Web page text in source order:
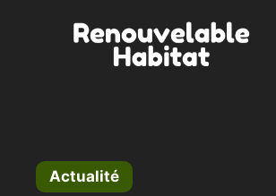
Actualité